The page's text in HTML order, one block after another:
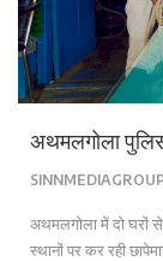
अथमलगोला
अथमलगोला में दो घरों
स्थानों पर कर रही